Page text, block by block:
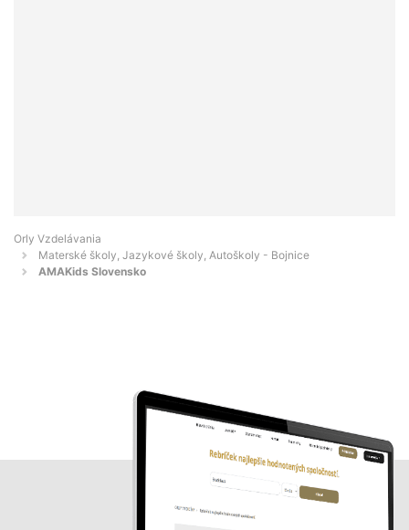
Orly Vzdelávania
Materské školy, Jazykové školy, Autoškoly - Bojnice
AMAKids Slovensko